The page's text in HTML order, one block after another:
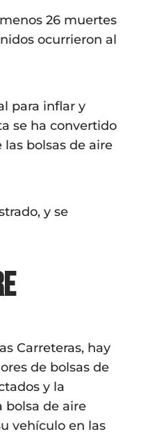
26 muertes
ocurrieron al
para inflar y
se ha convertido
bolsas de aire
y se
Carreteras, hay
de bolsas de
y la
bolsa de aire
vehículo en las